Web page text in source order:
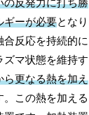
の反発力に打ち勝
ギーが必要となり
合反応を持続的に
ズマ状態を維持す
ら更なる熱を加え
。この熱を加える